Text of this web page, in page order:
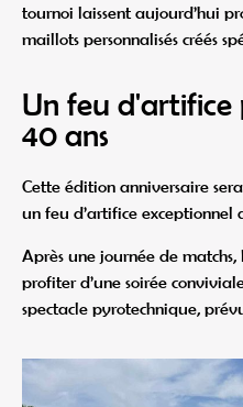
tournoi laissent aujourd’hui
maillots personnalisés créés
Un feu d'artifice
40 ans
Cette édition anniversaire
un feu d’artifice exceptionnel
Après une journée de
profiter d’une soirée
spectacle pyrotechnique,